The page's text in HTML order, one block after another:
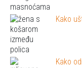
Kako
Kako